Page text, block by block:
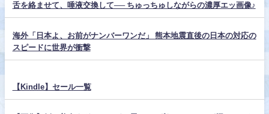
舌を絡ませて、唾液交換して── ちゅっちゅしながらの濃厚エッ画像♪
海外「日本よ、お前がナンバーワンだ」 熊本地震直後の日本の対応の
スピードに世界が衝撃
【Kindle】セール一覧